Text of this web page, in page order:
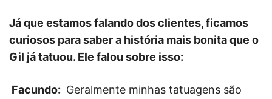
Já que estamos falando dos clientes, ficamos
curiosos para saber a história mais bonita que o
Gil já tatuou. Ele falou sobre isso:
Facundo: Geralmente minhas tatuagens são